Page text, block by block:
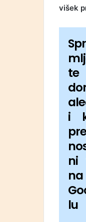
višek
te
i
ni
na
lu